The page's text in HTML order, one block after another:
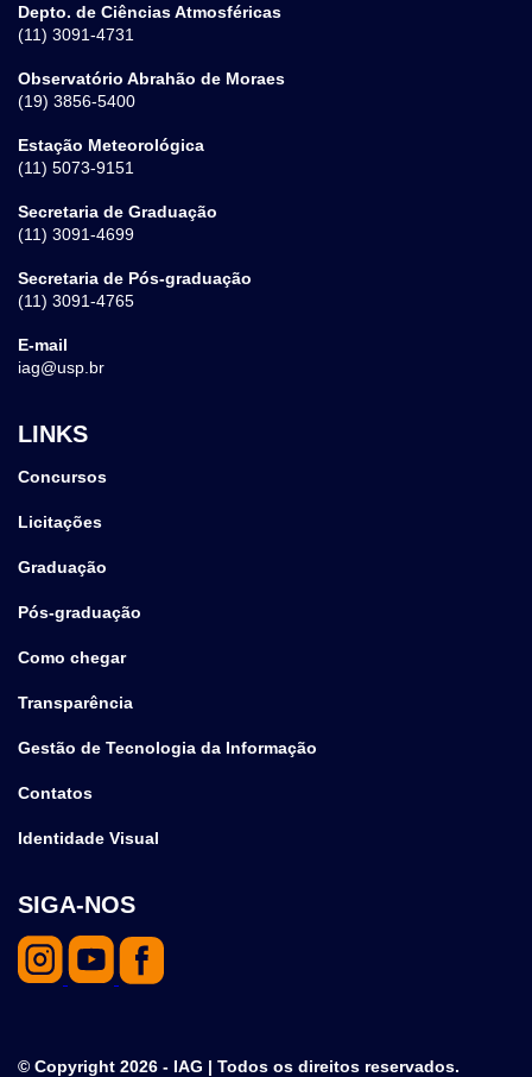
Depto. de Ciências Atmosféricas
(11) 3091-4731
Observatório Abrahão de Moraes
(19) 3856-5400
Estação Meteorológica
(11) 5073-9151
Secretaria de Graduação
(11) 3091-4699
Secretaria de Pós-graduação
(11) 3091-4765
E-mail
iag@usp.br
LINKS
Concursos
Licitações
Graduação
Pós-graduação
Como chegar
Transparência
Gestão de Tecnologia da Informação
Contatos
Identidade Visual
SIGA-NOS
© Copyright 2026 - IAG | Todos os direitos reservados.